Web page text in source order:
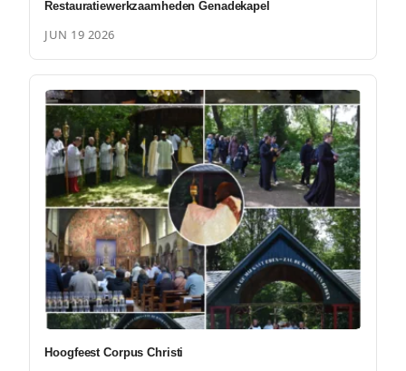
Restauratiewerkzaamheden Genadekapel
JUN 19 2026
Hoogfeest Corpus Christi